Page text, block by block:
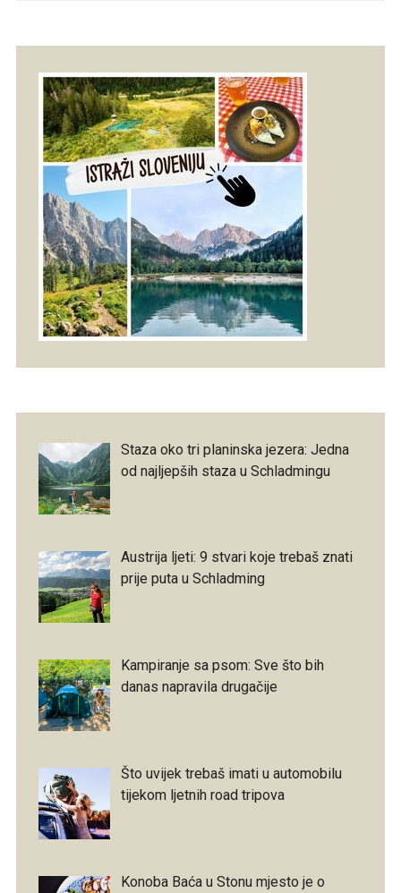
Staza oko tri planinska jezera: Jedna
od najljepših staza u Schladmingu
Austrija ljeti: 9 stvari koje trebaš znati
prije puta u Schladming
Kampiranje sa psom: Sve što bih
danas napravila drugačije
Što uvijek trebaš imati u automobilu
tijekom ljetnih road tripova
Konoba Baća u Stonu mjesto je o